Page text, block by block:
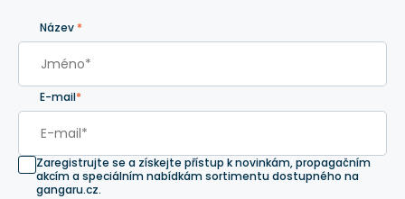
Název *
E-mail*
Zaregistrujte se a získejte přístup k novinkám, propagačním
akcím a speciálním nabídkám sortimentu dostupného na
gangaru.cz.